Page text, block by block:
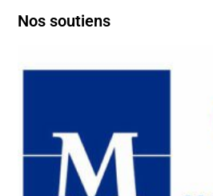
Nos soutiens